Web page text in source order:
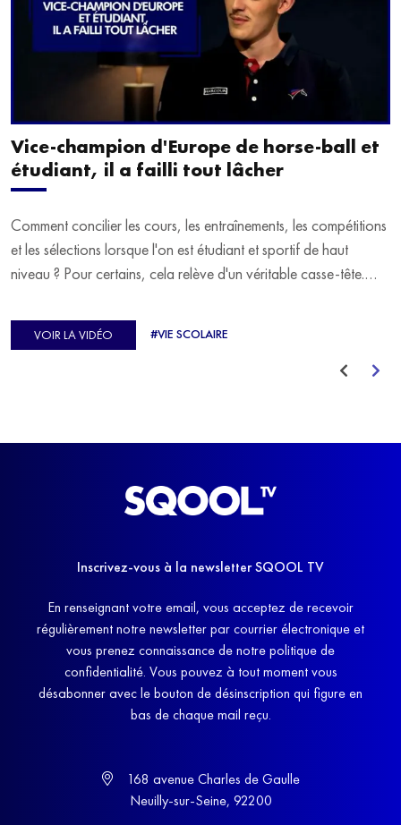
Vice-champion d'Europe de horse-ball et
étudiant, il a failli tout lâcher
Comment concilier les cours, les entraînements, les compétitions
et les sélections lorsque l'on est étudiant et sportif de haut
niveau ? Pour certains, cela relève d'un véritable casse-tête.
d'Europe de Horse-ball, qui a failli abandonner ses études
avant de trouver un nouvel équilibre.
VOIR LA VIDÉO #VIE SCOLAIRE
Inscrivez-vous à la newsletter SQOOL TV
En renseignant votre email, vous acceptez de recevoir
régulièrement notre newsletter par courrier électronique et
vous prenez connaissance de notre politique de
confidentialité. Vous pouvez à tout moment vous
désabonner avec le bouton de désinscription qui figure en
bas de chaque mail reçu.
168 avenue Charles de Gaulle
Neuilly-sur-Seine, 92200